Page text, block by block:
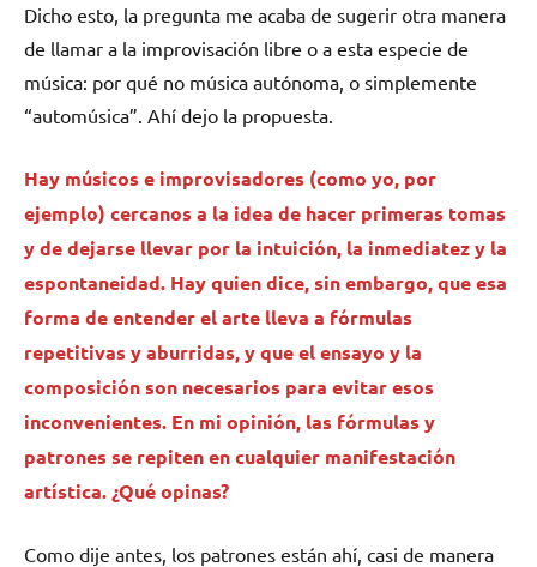
Dicho esto, la pregunta me acaba de sugerir otra manera
de llamar a la improvisación libre o a esta especie de
música: por qué no música autónoma, o simplemente
“automúsica”. Ahí dejo la propuesta.
Hay músicos e improvisadores (como yo, por
ejemplo) cercanos a la idea de hacer primeras tomas
y de dejarse llevar por la intuición, la inmediatez y la
espontaneidad. Hay quien dice, sin embargo, que esa
forma de entender el arte lleva a fórmulas
repetitivas y aburridas, y que el ensayo y la
composición son necesarios para evitar esos
inconvenientes. En mi opinión, las fórmulas y
patrones se repiten en cualquier manifestación
artística. ¿Qué opinas?
Como dije antes, los patrones están ahí, casi de manera